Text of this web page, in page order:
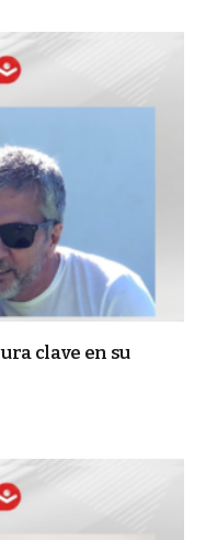
clave en su